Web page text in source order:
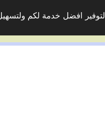
لتوفير افضل خدمة لكم